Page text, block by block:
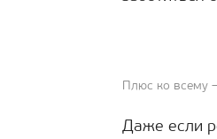
Плюс ко всему
Даже если